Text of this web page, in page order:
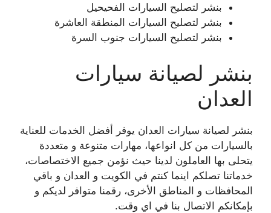
بنشر لتصليح السيارات الفحيحيل
بنشر لتصليح السيارات المنطقة العاشرة
بنشر لتصليح السيارات جنوب السرة
بنشر لصيانة سيارات
العدان
بنشر لصيانة سيارات العدان يوفر أفضل الخدمات للعناية
بالسيارات من كل انواعها، مهارات متنوعة و متعددة
يتحلى بها العاملون لدينا حيث نؤمن جميع الاختصاصات،
خدماتنا تصلكم اينما كنتم في الكويت و العدان و باقي
المحافظات و المناطق الأخرى، رقمنا متوافر لديكم و
بإمكانكم الاتصال بنا في اي وقت.